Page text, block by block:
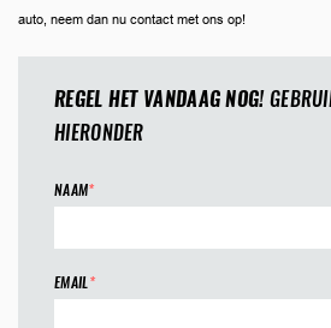
auto, neem dan nu contact met ons op!
REGEL HET VANDAAG NOG!
HIERONDER
NAAM*
EMAIL*